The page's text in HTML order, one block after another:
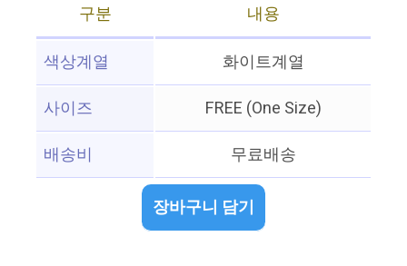
구분
내용
색상계열
화이트계열
사이즈
FREE (One Size)
배송비
무료배송
장바구니 담기